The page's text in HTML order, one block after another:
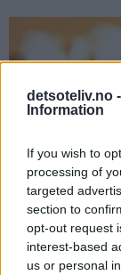
detsoteliv.no -
Information
If you wish to
processing of
targeted
section to
opt-out request
interest-based
us or personal